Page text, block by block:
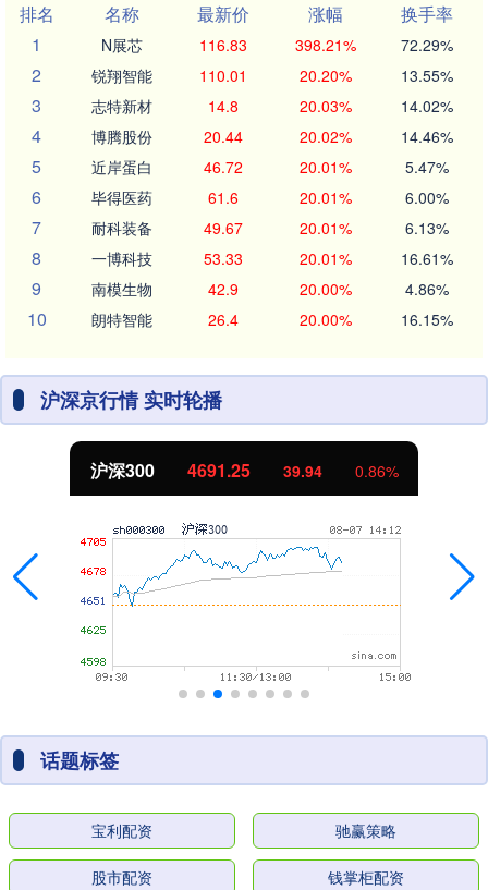
排名
名称 最新价 涨幅
换手率
1
N展芯 116.83 398.21% 72.29%
2 锐翔智能 110.01 20.20% 13.55%
3 志特新材 14.8 20.03% 14.02%
4 博腾股份 20.44 20.02% 14.46%
5 近岸蛋白 46.72 20.01% 5.47%
6 毕得医药 61.6 20.01% 6.00%
7 耐科装备 49.67 20.01% 6.13%
8 一博科技 53.33 20.01% 16.61%
9 南模生物 42.9 20.00% 4.86%
10 朗特智能 26.4 20.00% 16.15%
沪深京行情 实时轮播
沪深300 4691.25 39.94 0.86%
话题标签
宝利配资 驰赢策略
股市配资 钱掌柜配资